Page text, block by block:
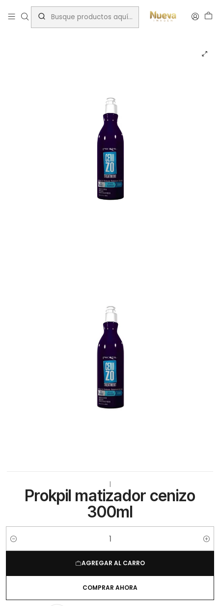
Inicio Tratamientos capilares Marcas
Prokpil matizador cenizo 300ml
Prokpil matizador cenizo
300ml
Cantidad
AGREGAR AL CARRO
COMPRAR AHORA